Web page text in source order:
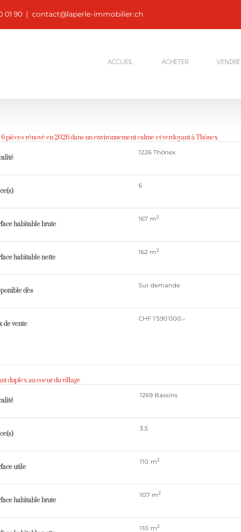
01 90 | contact@laperle-immobilier.ch
ACCUEIL ACHETER VENDRE
pièces rénové en 2026 dans un environnement calme et verdoyant à Thônex
1226 Thônex
6
habitable brute
167 m2
habitable nette
162 m2
dès
Sur demande
​​de vente
CHF 1'590'000.–
duplex au coeur du village
1269 Bassins
3.5
utile
110 m2
habitable brute
107 m2
110 m2